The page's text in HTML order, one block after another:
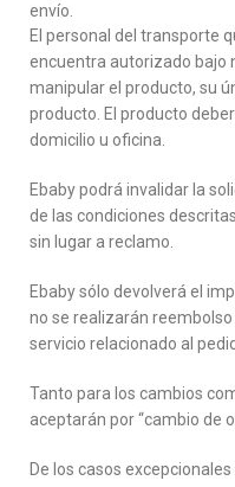
envío.
El personal del transporte
encuentra autorizado bajo
manipular el producto, su
producto. El producto
domicilio u oficina.
Ebaby podrá invalidar la
de las condiciones
sin lugar a reclamo.
Ebaby sólo devolverá el
no se realizarán
servicio relacionado al
Tanto para los cambios
aceptarán por “cambio de
De los casos excepcionales